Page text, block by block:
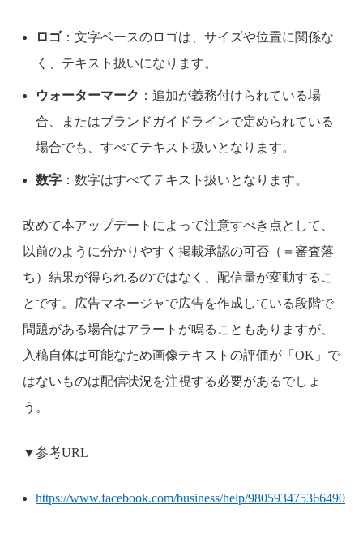
ロゴ ：文字ベースのロゴは、サイズや位置に関係な
く、テキスト扱いになります。
ウォーターマーク ：追加が義務付けられている場
合、またはブランドガイドラインで定められている
場合でも、すべてテキスト扱いとなります。
数字 ：数字はすべてテキスト扱いとなります。
改めて本アップデートによって注意すべき点として、
以前のように分かりやすく掲載承認の可否（＝審査落
ち）結果が得られるのではなく、配信量が変動するこ
とです。広告マネージャで広告を作成している段階で
問題がある場合はアラートが鳴ることもありますが、
入稿自体は可能なため画像テキストの評価が「OK」で
はないものは配信状況を注視する必要があるでしょ
う。
▼参考URL
https://www.facebook.com/business/help/980593475366490